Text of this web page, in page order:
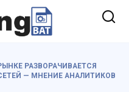
РАЗВОРАЧИВАЕТСЯ
— МНЕНИЕ АНАЛИТИКОВ